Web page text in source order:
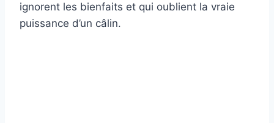
ignorent les bienfaits et qui oublient la vraie
puissance d’un câlin.